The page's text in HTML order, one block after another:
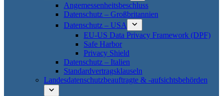
Angemessenheitsbeschluss
Datenschutz – Großbritannien
Datenschutz – USA
EU-US Data Privacy Framework (DPF)
Safe Harbor
Privacy Shield
Datenschutz – Italien
Standardvertragsklauseln
Landesdatenschutzbeauftragte & -aufsichtsbehörden